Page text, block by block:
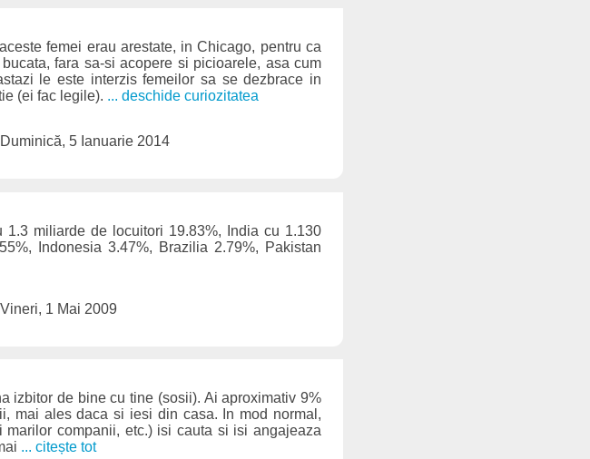
femei erau arestate, in Chicago, pentru ca
fara sa-si acopere si picioarele, asa cum
le este interzis femeilor sa se dezbrace in
(ei fac legile). ... deschide curiozitatea
Duminică, 5 Ianuarie 2014
miliarde de locuitori 19.83%, India cu 1.130
Indonesia 3.47%, Brazilia 2.79%, Pakistan
Vineri, 1 Mai 2009
izbitor de bine cu tine (sosii). Ai aproximativ 9%
mai ales daca si iesi din casa. In mod normal,
companii, etc.) isi cauta si isi angajeaza
... citește tot